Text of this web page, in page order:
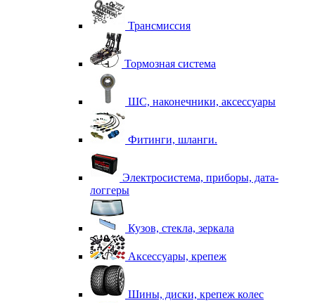
Трансмиссия
Тормозная система
ШС, наконечники, аксессуары
Фитинги, шланги.
Электросистема, приборы, дата-
логгеры
Кузов, стекла, зеркала
Аксессуары, крепеж
Шины, диски, крепеж колес